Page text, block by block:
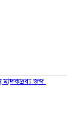
মাদকদ্রব্য জব্দ